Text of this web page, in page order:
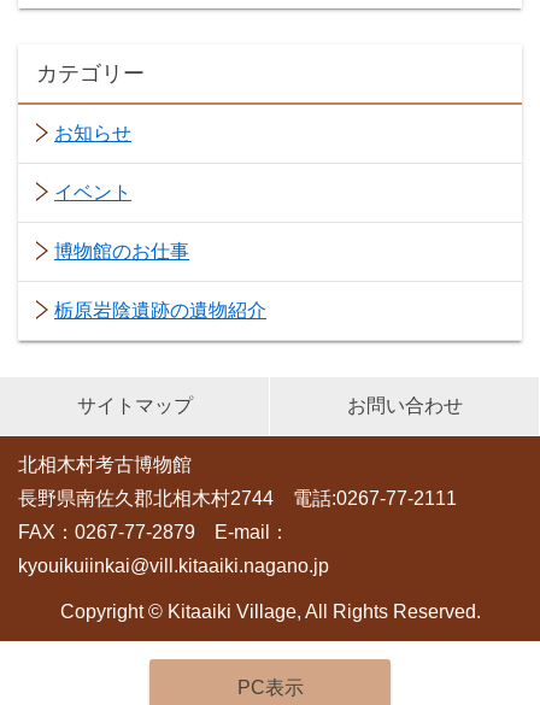
カテゴリー
お知らせ
イベント
博物館のお仕事
栃原岩陰遺跡の遺物紹介
サイトマップ お問い合わせ
北相木村考古博物館
長野県南佐久郡北相木村2744 電話:0267-77-2111
FAX：0267-77-2879 E-mail：
kyouikuiinkai@vill.kitaaiki.nagano.jp
Copyright © Kitaaiki Village, All Rights Reserved.
PC表示